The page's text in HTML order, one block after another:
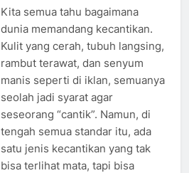
Kita semua tahu bagaimana
dunia memandang kecantikan.
Kulit yang cerah, tubuh langsing,
rambut terawat, dan senyum
manis seperti di iklan, semuanya
seolah jadi syarat agar
seseorang “cantik”. Namun, di
tengah semua standar itu, ada
satu jenis kecantikan yang tak
bisa terlihat mata, tapi bisa